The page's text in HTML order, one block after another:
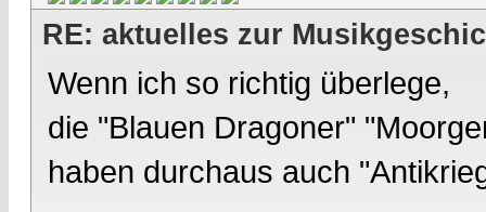
RE: aktuelles zur
Wenn ich so richtig überlege,
die "Blauen Dragoner"
haben durchaus auch